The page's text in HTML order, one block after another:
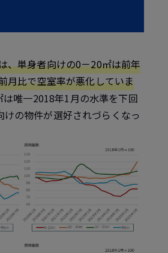
、単身者向けの0－20㎡は前年
月比で空室率が悪化していま
唯一2018年1月の水準を下回
けの物件が選好されづらくなっ